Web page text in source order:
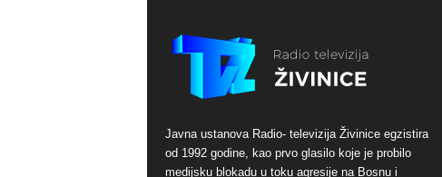
Javna ustanova Radio- televizija Živinice egzistira
od 1992 godine, kao prvo glasilo koje je probilo
medijsku blokadu u toku agresije na Bosnu i